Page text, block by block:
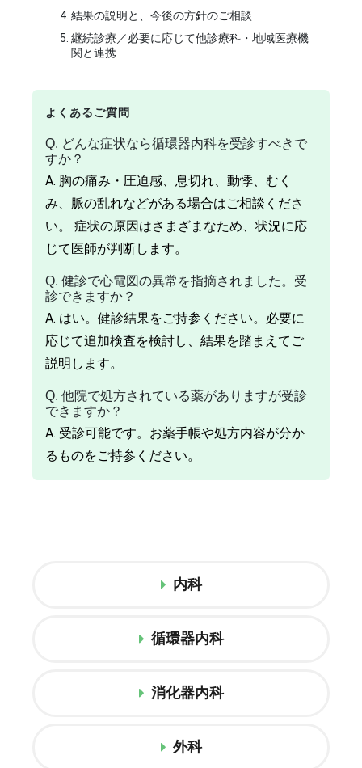
結果の説明と、今後の方針のご相談
継続診療／必要に応じて他診療科・地域医療機
関と連携
よくあるご質問
Q. どんな症状なら循環器内科を受診すべきで
すか？
A. 胸の痛み・圧迫感、息切れ、動悸、むく
み、脈の乱れなどがある場合はご相談くださ
い。 症状の原因はさまざまなため、状況に応
じて医師が判断します。
Q. 健診で心電図の異常を指摘されました。受
診できますか？
A. はい。健診結果をご持参ください。必要に
応じて追加検査を検討し、結果を踏まえてご
説明します。
Q. 他院で処方されている薬がありますが受診
できますか？
A. 受診可能です。お薬手帳や処方内容が分か
るものをご持参ください。
内科
循環器内科
消化器内科
外科